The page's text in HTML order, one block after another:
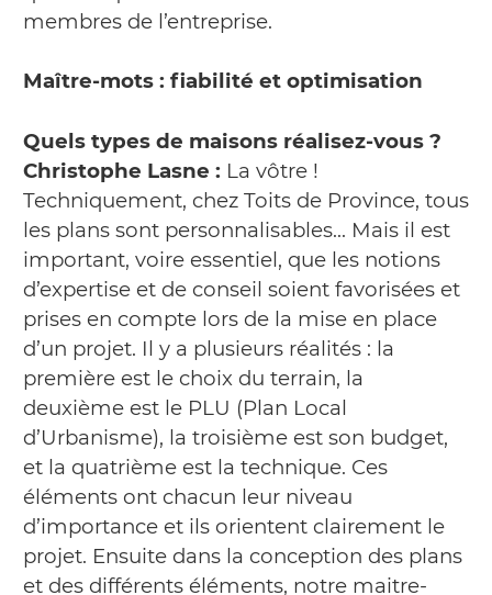
membres de l’entreprise.
Maître-mots : fiabilité et optimisation
Quels types de maisons réalisez-vous ?
Christophe Lasne : La vôtre !
Techniquement, chez Toits de Province, tous
les plans sont personnalisables… Mais il est
important, voire essentiel, que les notions
d’expertise et de conseil soient favorisées et
prises en compte lors de la mise en place
d’un projet. Il y a plusieurs réalités : la
première est le choix du terrain, la
deuxième est le PLU (Plan Local
d’Urbanisme), la troisième est son budget,
et la quatrième est la technique. Ces
éléments ont chacun leur niveau
d’importance et ils orientent clairement le
projet. Ensuite dans la conception des plans
et des différents éléments, notre maitre-